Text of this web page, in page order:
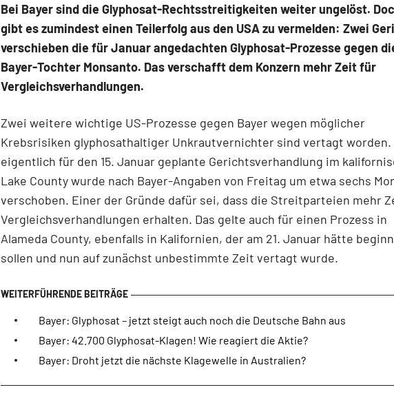
Bei Bayer sind die Glyphosat-Rechtsstreitigkeiten weiter ungelöst.
gibt es zumindest einen Teilerfolg aus den USA zu vermelden: Zwei
verschieben die für Januar angedachten Glyphosat-Prozesse gegen
Bayer-Tochter Monsanto. Das verschafft dem Konzern mehr Zeit für
Vergleichsverhandlungen.
Zwei weitere wichtige US-Prozesse gegen Bayer wegen möglicher
Krebsrisiken glyphosathaltiger Unkrautvernichter sind vertagt worden.
eigentlich für den 15. Januar geplante Gerichtsverhandlung im
Lake County wurde nach Bayer-Angaben von Freitag um etwa sechs
verschoben. Einer der Gründe dafür sei, dass die Streitparteien mehr
Vergleichsverhandlungen erhalten. Das gelte auch für einen Prozess in
Alameda County, ebenfalls in Kalifornien, der am 21. Januar hätte
sollen und nun auf zunächst unbestimmte Zeit vertagt wurde.
Bayer: Glyphosat – jetzt steigt auch noch die Deutsche Bahn aus
Bayer: 42.700 Glyphosat-Klagen! Wie reagiert die Aktie?
Bayer: Droht jetzt die nächste Klagewelle in Australien?